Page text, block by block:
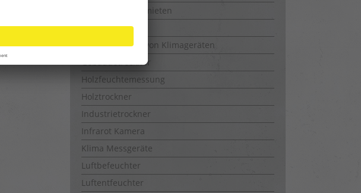
Estrichtrockner mieten
Feuchtemesser
Funktionsweise von Klimageräten
Gebäudetrockner
Holzfeuchtemessung
Holztrockner
Industrietrockner
Infrarot Kamera
Klima Messgeräte
Luftbefeuchter
Luftentfeuchter